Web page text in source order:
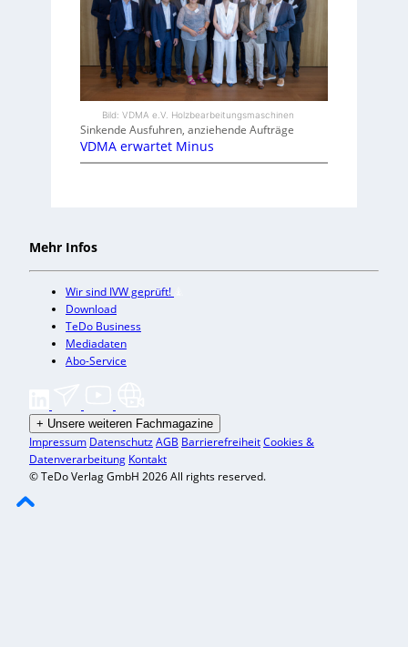
Bild: VDMA e.V. Holzbearbeitungsmaschinen
Sinkende Ausfuhren, anziehende Aufträge
VDMA erwartet Minus
Mehr Infos
Wir sind IVW geprüft!
Download
TeDo Business
Mediadaten
Abo-Service
+ Unsere weiteren Fachmagazine
Impressum DatenschutzAGB BarrierefreiheitCookies &
Datenverarbeitung Kontakt
© TeDo Verlag GmbH 2026 All rights reserved.